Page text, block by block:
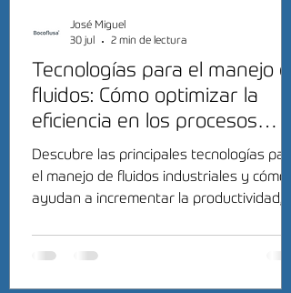
Tecnologías para el manejo de
fluidos: Cómo optimizar la
eficiencia en los procesos
industriales
Descubre las principales tecnologías para
el manejo de fluidos industriales y cómo
ayudan a incrementar la productividad,
José Miguel
30 jul
2 min de lectura